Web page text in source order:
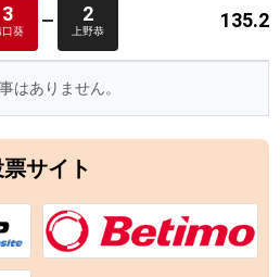
3
口葵
2
上野恭 135.2
はありません。
サイト